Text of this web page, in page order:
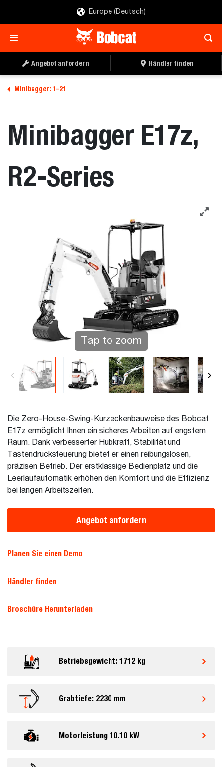
Europe (Deutsch)
Angebot anfordern Händler finden
Minibagger: 1–2t
Minibagger E17z,
R2-Series
Tap to zoom
Die Zero-House-Swing-Kurzeckenbauweise des Bobcat
E17z ermöglicht Ihnen ein sicheres Arbeiten auf engstem
Raum. Dank verbesserter Hubkraft, Stabilität und
Tastendrucksteuerung bietet er einen reibungslosen,
präzisen Betrieb. Der erstklassige Bedienplatz und die
Leerlaufautomatik erhöhen den Komfort und die Effizienz
bei langen Arbeitszeiten.
Angebot anfordern
Planen Sie einen Demo
Händler finden
Broschüre Herunterladen
Betriebsgewicht: 1712 kg
Grabtiefe: 2230 mm
Motorleistung 10.10 kW